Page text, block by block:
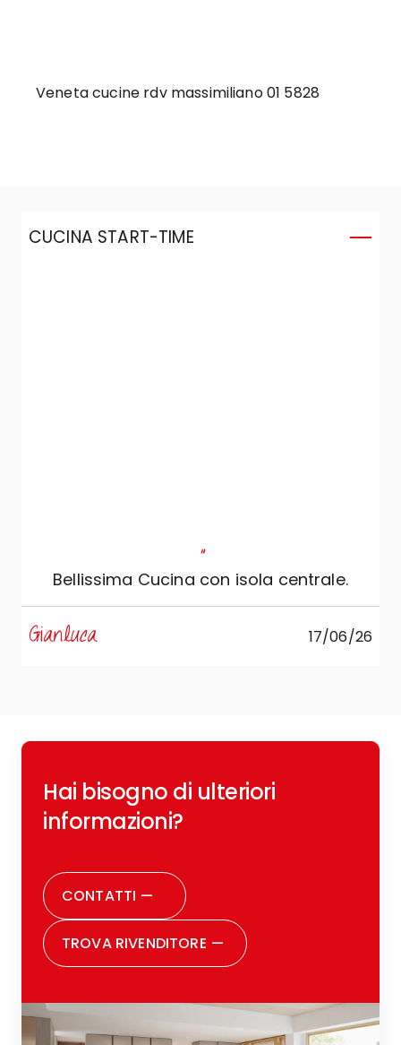
Veneta cucine rdv massimiliano 01 5828
CUCINA START-TIME
"
Bellissima Cucina con isola centrale.
Gianluca 17/06/26
Hai bisogno di ulteriori
informazioni?
CONTATTI —
TROVA RIVENDITORE —